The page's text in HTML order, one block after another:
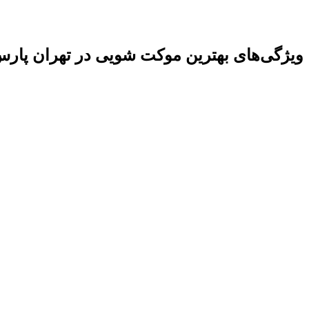
ویژگی‌های بهترین موکت شویی در تهران